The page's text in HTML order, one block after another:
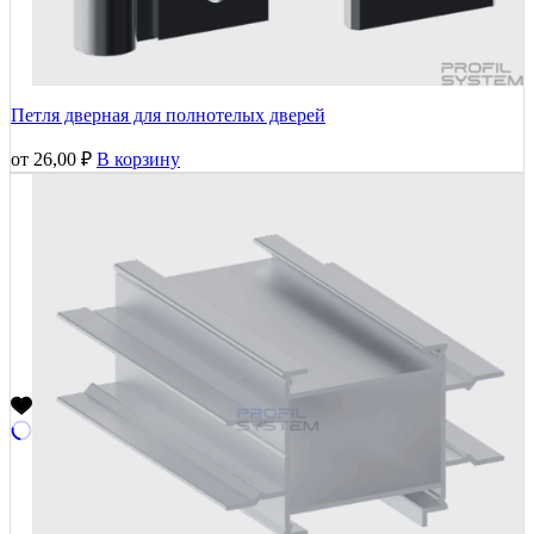
Петля дверная для полнотелых дверей
от 26,00 ₽ В корзину